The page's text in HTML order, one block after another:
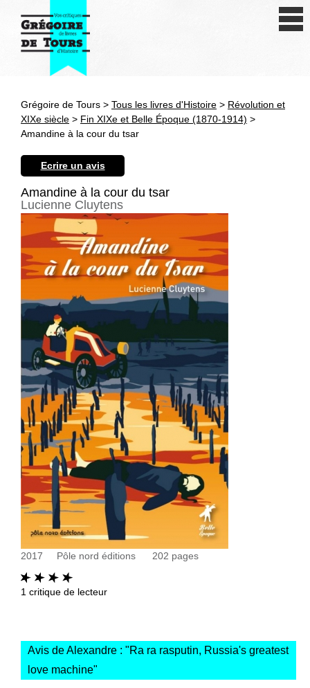
Antiquité
XXe siècle
Autres civilisations
Thématiques
Grégoire de Tours > Tous les livres d'Histoire > Révolution et
XIXe siècle > Fin XIXe et Belle Époque (1870-1914) >
Amandine à la cour du tsar
Ecrire un avis
Amandine à la cour du tsar
Lucienne Cluytens
2017 Pôle nord éditions 202 pages
1 critique de lecteur
Avis de Alexandre : "Ra ra rasputin, Russia's greatest
love machine"